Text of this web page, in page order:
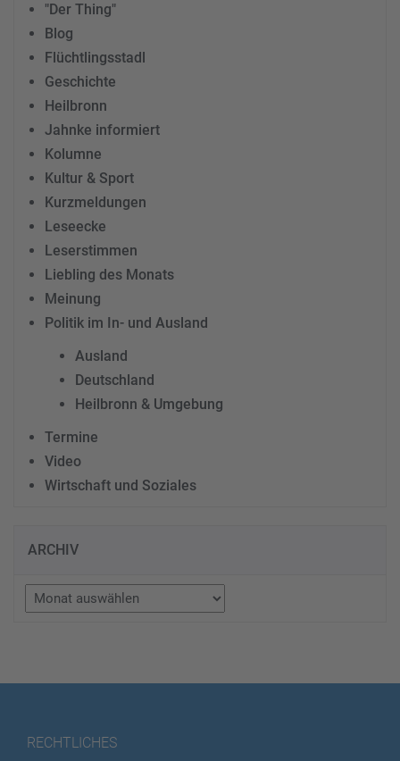
"Der Thing"
Blog
Flüchtlingsstadl
Geschichte
Heilbronn
Jahnke informiert
Kolumne
Kultur & Sport
Kurzmeldungen
Leseecke
Leserstimmen
Liebling des Monats
Meinung
Politik im In- und Ausland
Ausland
Deutschland
Heilbronn & Umgebung
Termine
Video
Wirtschaft und Soziales
ARCHIV
Archiv
RECHTLICHES